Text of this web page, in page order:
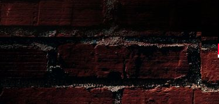
Решение быть вежливым базируется на учете